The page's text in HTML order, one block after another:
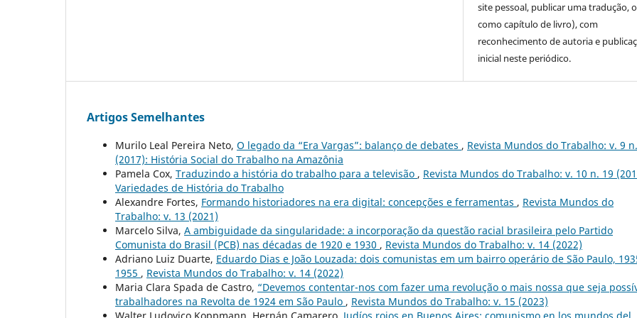
site pessoal, publicar uma tradução,
como capítulo de livro), com
reconhecimento de autoria e
inicial neste periódico.
Artigos Semelhantes
Murilo Leal Pereira Neto, O legado da “Era Vargas”: balanço de debates , Revista Mundos do Trabalho: v. 9
(2017): História Social do Trabalho na Amazônia
Pamela Cox, Traduzindo a história do trabalho para a televisão , Revista Mundos do Trabalho: v. 10 n. 19
Variedades de História do Trabalho
Alexandre Fortes, Formando historiadores na era digital: concepções e ferramentas , Revista Mundos do
Trabalho: v. 13 (2021)
Marcelo Silva, A ambiguidade da singularidade: a incorporação da questão racial brasileira pelo Partido
Comunista do Brasil (PCB) nas décadas de 1920 e 1930 , Revista Mundos do Trabalho: v. 14 (2022)
Adriano Luiz Duarte, Eduardo Dias e João Louzada: dois comunistas em um bairro operário de São Paulo,
1955 , Revista Mundos do Trabalho: v. 14 (2022)
Maria Clara Spada de Castro, “Devemos contentar-nos com fazer uma revolução o mais nossa que seja
trabalhadores na Revolta de 1924 em São Paulo , Revista Mundos do Trabalho: v. 15 (2023)